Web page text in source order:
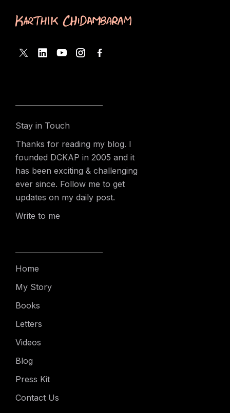
Stay in Touch
Thanks for reading my blog. I
founded DCKAP in 2005 and it
has been exciting & challenging
ever since. Follow me to get
updates on my daily post.
Write to me
Home
My Story
Books
Letters
Videos
Blog
Press Kit
Contact Us